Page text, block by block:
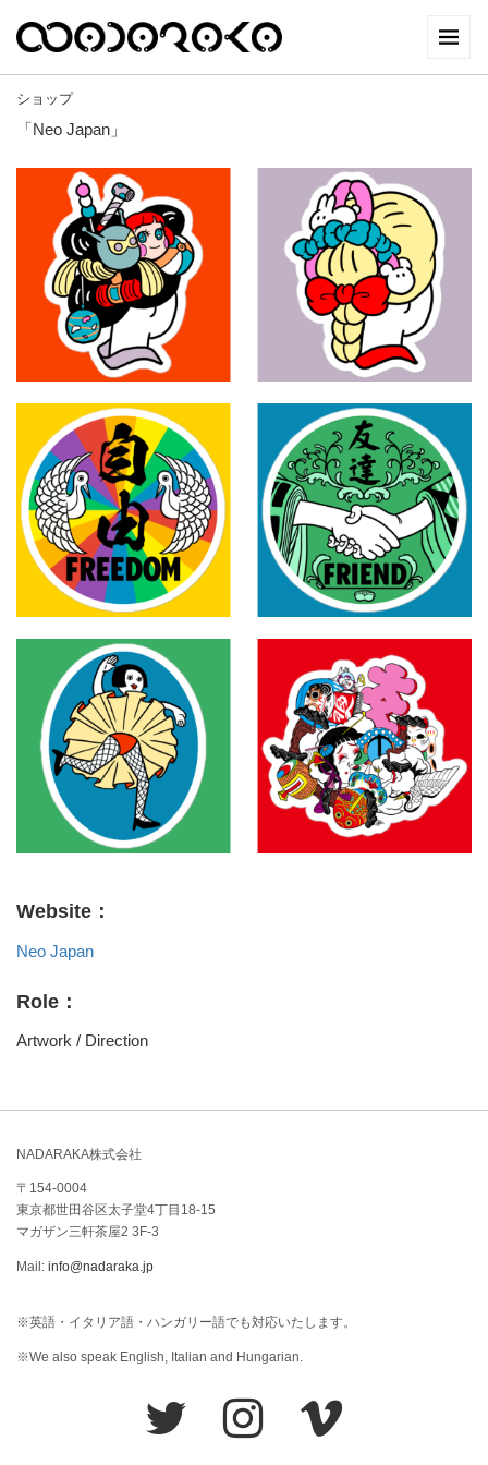
ショップ
「Neo Japan」
Website：
Neo Japan
Role：
Artwork / Direction
NADARAKA株式会社
〒154-0004
東京都世田谷区太子堂4丁目18-15
マガザン三軒茶屋2 3F-3
Mail: info@nadaraka.jp
※英語・イタリア語・ハンガリー語でも対応いたします。
※We also speak English, Italian and Hungarian.